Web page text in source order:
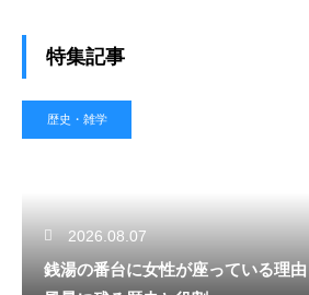
特集記事
歴史・雑学
2026.08.07
銭湯の番台に女性が座っている理